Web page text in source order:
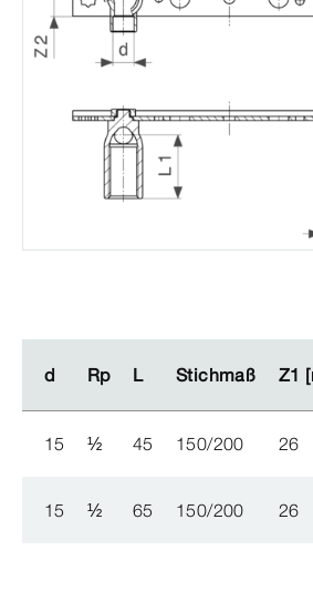
d Rp L Stichmaß Z1
d Rp L Stichmaß Z1
15 ½ 45 150/200 26
15 ½ 65 150/200 26